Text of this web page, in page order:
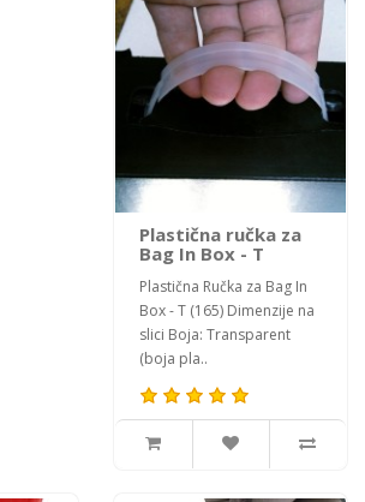
Plastična ručka za
Bag In Box - T
Plastična Ručka za Bag In
Box - T (165) Dimenzije na
slici Boja: Transparent
(boja pla..